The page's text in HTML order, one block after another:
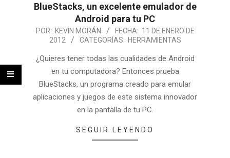
BlueStacks, un excelente emulador de
Android para tu PC
POR: KEVIN MORÁN FECHA: 11 DE ENERO DE
2012
CATEGORÍAS: HERRAMIENTAS
¿Quieres tener todas las cualidades de Android
en tu computadora? Entonces prueba
BlueStacks, un programa creado para emular
aplicaciones y juegos de este sistema innovador
en la pantalla de tu PC.
SEGUIR LEYENDO